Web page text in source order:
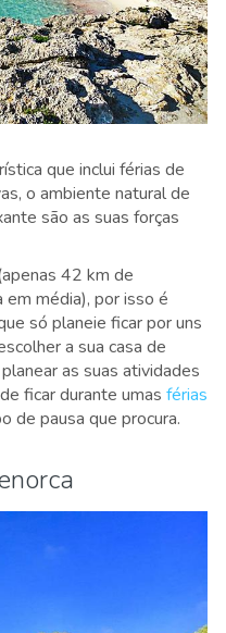
que inclui férias de
o ambiente natural de
são as suas forças
42 km de
média), por isso é
só planeie ficar por uns
a sua casa de
as suas atividades
ficar durante umas férias
de pausa que procura.